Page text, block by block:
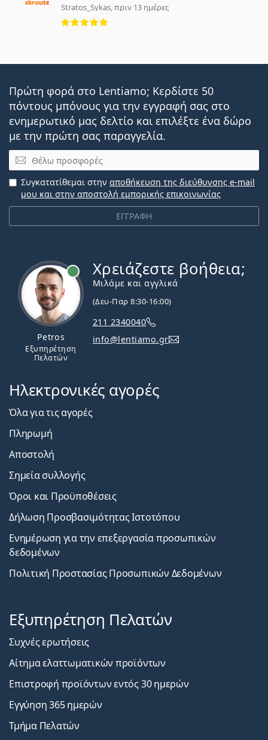
Stratos_Sykas, πριν 13 ημέρες
5 αξιολογήσεις από 5
Πρώτη φορά στο Lentiamo; Κερδίστε 50
πόντους μπόνους για την εγγραφή σας στο
ενημερωτικό μας δελτίο και επιλέξτε ένα δώρο
με την πρώτη σας παραγγελία.
Email
ΕΓΓΡΑΦΗ
Συγκατατίθεμαι στην αποθήκευση της διεύθυνσης e-mail
μου και στην αποστολή εμπορικής επικοινωνίας
Petros
Εξυπηρέτηση
Πελατών
Χρειάζεστε βοήθεια;
Μιλάμε και αγγλικά
(Δευ-Παρ 8:30-16:00)
211 2340040
info@lentiamo.gr
Ηλεκτρονικές αγορές
Όλα για τις αγορές
Πληρωμή
Αποστολή
Σημεία συλλογής
Όροι και Προϋποθέσεις
Δήλωση Προσβασιμότητας Ιστοτόπου
Ενημέρωση για την επεξεργασία προσωπικών
δεδομένων
Πολιτική Προστασίας Προσωπικών Δεδομένων
Εξυπηρέτηση Πελατών
Συχνές ερωτήσεις
Αίτημα ελαττωματικών προϊόντων
Επιστροφή προϊόντων εντός 30 ημερών
Εγγύηση 365 ημερών
Τμήμα Πελατών